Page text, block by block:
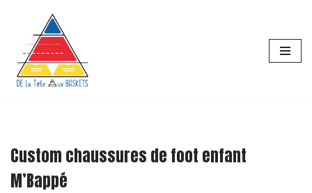
Aller
au
contenu
Custom chaussures de foot enfant
M’Bappé